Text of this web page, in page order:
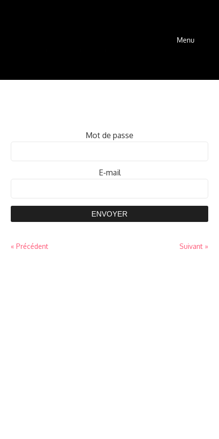
Menu
Mot de passe
E-mail
ENVOYER
« Précédent Suivant »